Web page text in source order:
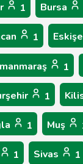
1 Bursa
1
1
1
1 Muş
1 Sivas 1